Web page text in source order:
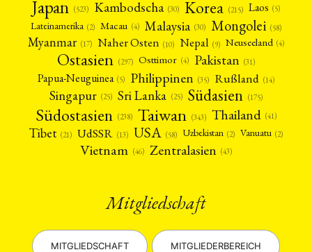
Japan (523) Kambodscha (30) Korea (215) Laos (5)
Lateinamerika (2) Macau (4) Malaysia (30) Mongolei (58)
Myanmar (17) Naher Osten (10) Nepal (9) Neuseeland (4)
Ostasien (297) Osttimor (4) Pakistan (31)
Papua-Neuguinea (5) Philippinen (35) Rußland (14)
Singapur (25) Sri Lanka (25) Südasien (175)
Südostasien (238) Taiwan (343) Thailand (41)
Tibet (21) UdSSR (13) USA (58) Uzbekistan (2) Vanuatu (2)
Vietnam (46) Zentralasien (43)
Mitgliedschaft
MITGLIEDSCHAFT MITGLIEDERBEREICH